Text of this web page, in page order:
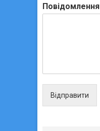
Повідомлення
Відправити